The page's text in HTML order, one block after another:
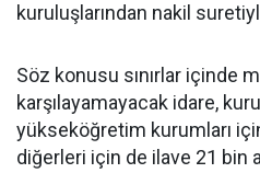
kuruluşlarından nakil
Söz konusu sınırlar içinde
karşılayamayacak idare,
yükseköğretim kurumları
diğerleri için de ilave 21 bin